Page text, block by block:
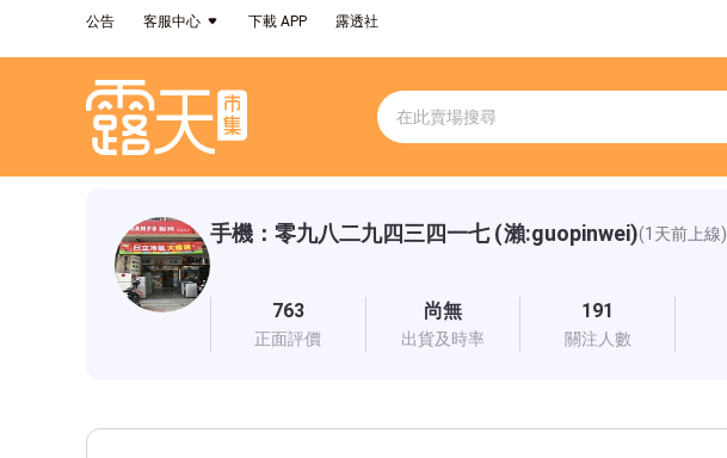
公告 客服中心 下載 APP 露透社
手機：零九八二九四三四一七 (瀨:guopinwei)(1天前上線)
763
正面評價
尚無
出貨及時率
191
關注人數